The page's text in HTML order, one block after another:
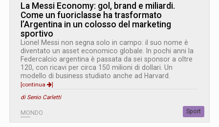
La Messi Economy: gol, brand e miliardi.
Come un fuoriclasse ha trasformato
l’Argentina in un colosso del marketing
sportivo
Lionel Messi non segna solo in campo: il suo nome è
diventato un asset economico globale. In pochi anni la
Federcalcio argentina è passata da sei sponsor a oltre
120, con ricavi per circa 150 milioni di dollari. Un
modello di business studiato anche ad Harvard.
[continua
]
di Senio Carletti
MONDO Sport